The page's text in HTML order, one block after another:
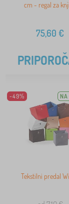
cm - regal za
75,60 €
-49%
Tekstilni predal